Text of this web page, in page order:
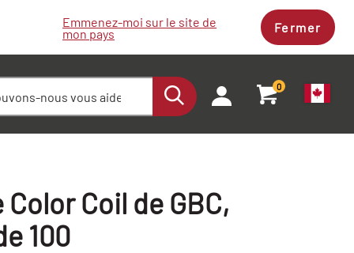
Emmenez-moi sur le site de
mon pays Fermer
0
Coil de GBC,
100